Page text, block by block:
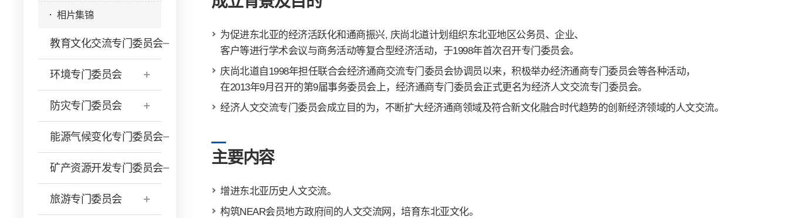
相片集锦
教育文化交流专门委员会
环境专门委员会
防灾专门委员会
能源气候变化专门委员会
矿产资源开发专门委员会
旅游专门委员会
为促进东北亚的经济活跃化和通商振兴, 庆尚北道计划组织东北亚地区公务员、企业、
客户等进行学术会议与商务活动等复合型经济活动，于1998年首次召开专门委员会。
庆尚北道自1998年担任联合会经济通商交流专门委员会协调员以来，积极举办经济通商专门委员会等各种活动，
在2013年9月召开的第9届事务委员会上，经济通商专门委员会正式更名为经济人文交流专门委员会。
经济人文交流专门委员会成立目的为，不断扩大经济通商领域及符合新文化融合时代趋势的创新经济领域的人文交流。
主要内容
增进东北亚历史人文交流。
构筑NEAR会员地方政府间的人文交流网，培育东北亚文化。